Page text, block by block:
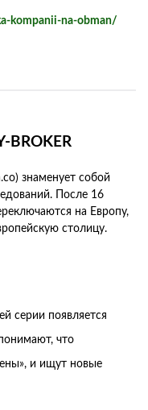
kompanii-na-obman/
BROKER
знаменует собой
После 16
на Европу,
столицу.
серии появляется
что
и ищут новые